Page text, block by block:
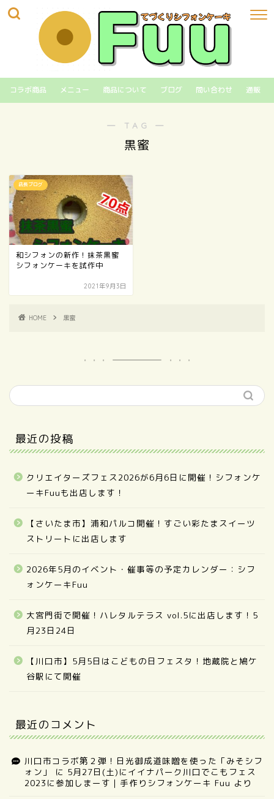
コラボ商品 メニュー 商品について ブログ 問い合わせ 通販
― TAG ―
黒蜜
店長ブログ
和シフォンの新作！抹茶黒蜜
シフォンケーキを試作中
2021年9月3日
HOME 黒蜜
最近の投稿
クリエイターズフェス2026が6月6日に開催！シフォンケ
ーキFuuも出店します！
【さいたま市】浦和パルコ開催！すごい彩たまスイーツ
ストリートに出店します
2026年5月のイベント・催事等の予定カレンダー：シフ
ォンケーキFuu
大宮門街で開催！ハレタルテラス vol.5に出店します！5
月23日24日
【川口市】5月5日はこどもの日フェスタ！地蔵院と鳩ケ
谷駅にて開催
最近のコメント
川口市コラボ第２弾！日光御成道味噌を使った「みそシフ
ォン」
に 5月27日(土)にイイナパーク川口でこもフェス
2023に参加しまーす｜手作りシフォンケーキ Fuu より